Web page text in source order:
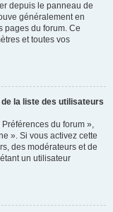
depuis le panneau de
généralement en
pages du forum. Ce
et toutes vos
la liste des utilisateurs
du forum »,
». Si vous activez cette
des modérateurs et de
un utilisateur